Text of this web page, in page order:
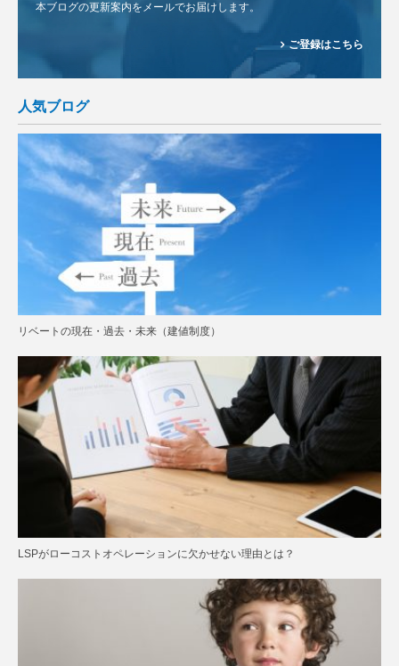
本ブログの更新案内をメールでお届けします。
ご登録はこちら
人気ブログ
リベートの現在・過去・未来（建値制度）
LSPがローコストオペレーションに欠かせない理由とは？